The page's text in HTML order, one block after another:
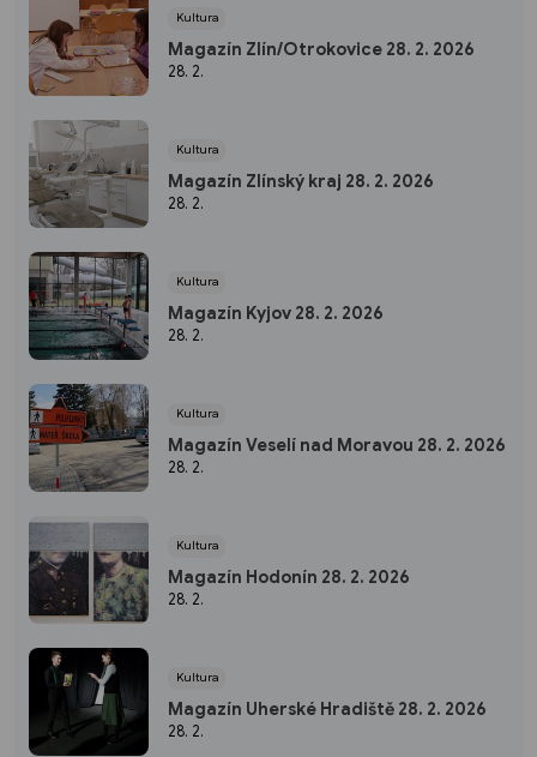
Kultura
Magazín Zlín/Otrokovice 28. 2. 2026
28. 2.
Kultura
Magazín Zlínský kraj 28. 2. 2026
28. 2.
Kultura
Magazín Kyjov 28. 2. 2026
28. 2.
Kultura
Magazín Veselí nad Moravou 28. 2. 2026
28. 2.
Kultura
Magazín Hodonín 28. 2. 2026
28. 2.
Kultura
Magazín Uherské Hradiště 28. 2. 2026
28. 2.